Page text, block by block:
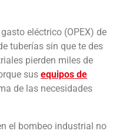
eléctrico (OPEX) de
tuberías sin que te des
pierden miles de
sus equipos de
de las necesidades
el bombeo industrial no